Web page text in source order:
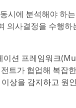
시에 분석해야 하
의사결정을 수행
이션 프레임워크
트가 협업해 복잡
상을 감지하고 원